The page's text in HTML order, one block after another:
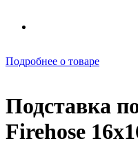
Подробнее о товаре
Подставка
Firehose